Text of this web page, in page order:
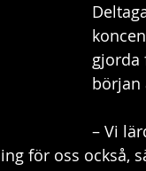
gjorda
början
– Vi
för oss också,